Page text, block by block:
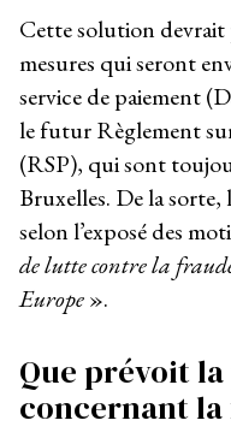
Cette solution devrait
mesures qui seront
service de paiement
le futur Règlement
(RSP), qui sont
Bruxelles. De la
selon l’exposé des
de lutte contre la
Europe».
Que prévoit
concernant la